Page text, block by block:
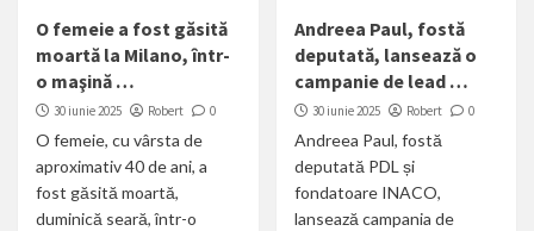
O femeie a fost găsită
moartă la Milano, într-
o maşină …
30 iunie 2025 Robert 0
O femeie, cu vârsta de
aproximativ 40 de ani, a
fost găsită moartă,
duminică seară, într-o
Andreea Paul, fostă
deputată, lansează o
campanie de lead …
30 iunie 2025 Robert 0
Andreea Paul, fostă
deputată PDL și
fondatoare INACO,
lansează campania de